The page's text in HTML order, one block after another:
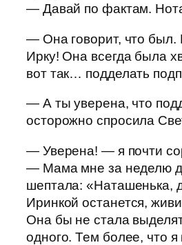
— Давай по фактам.
— Она говорит, что был.
Ирку! Она всегда была
вот так… подделать
— А ты уверена, что
осторожно спросила
— Уверена! — я почти
— Мама мне за неделю
шептала: «Наташенька,
Иринкой останется,
Она бы не стала
одного. Тем более, что